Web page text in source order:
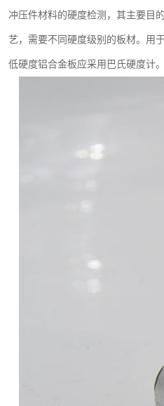
冲压件材料的硬度检测，其主要目
艺，需要不同硬度级别的板材。用
低硬度铝合金板应采用巴氏硬度计。